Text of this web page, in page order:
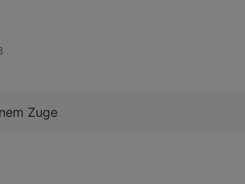
alle Wert auf =. Der Button ist im Bereich
Zuge